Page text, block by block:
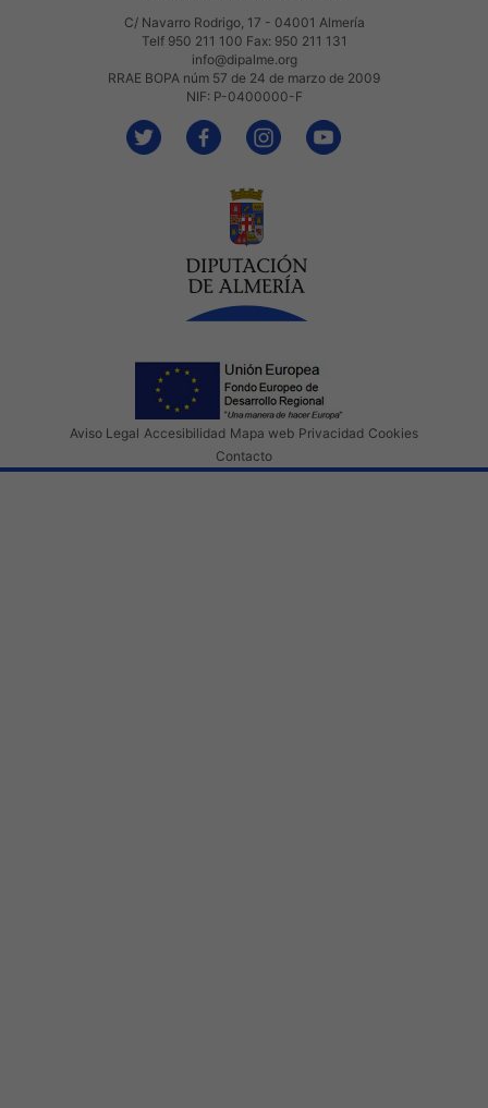
C/ Navarro Rodrigo, 17 - 04001 Almería
Telf 950 211 100 Fax: 950 211 131
info@dipalme.org
RRAE BOPA núm 57 de 24 de marzo de 2009
NIF: P-0400000-F
Aviso Legal Accesibilidad Mapa web Privacidad Cookies
Contacto